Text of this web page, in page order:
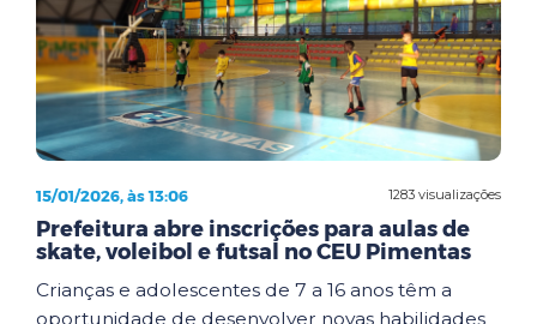
1283 visualizações
15/01/2026, às 13:06
Prefeitura abre inscrições para aulas de
skate, voleibol e futsal no CEU Pimentas
Crianças e adolescentes de 7 a 16 anos têm a
oportunidade de desenvolver novas habilidades